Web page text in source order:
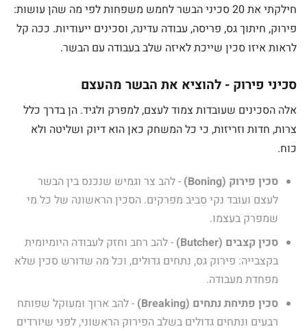
חילקתי את 20 סכיני הבשר לחמש משפחות לפי מה שהן עושות:
פירוק, חיתוך גס, פריסה, עבודה עדינה, וסכינים ייעודיות. ככה קל
לראות איזו סכין שייכת לאיזה שלב בעבודה עם הבשר.
סכיני פירוק - להוציא את הבשר מהעצם
אלה הסכינים שעובדות צמוד לעצם, למפרק ולגיד. הן בדרך כלל
צרות, חדות וזריזות, כי כל המשחק כאן הוא דיוק ושליטה ולא
כוח.
סכין פירוק (Boning)
- להב צר וגמיש שנכנס בין הבשר
לעצם ועובד נקי סביב מפרקים. הסכין הראשונה של כל מי
שמפרק בעצמו.
סכין קצבים (Butcher)
- להב רחב וחזק לעבודה היומיומית
בקצבייה: פירוק גס, נתחים גדולים, וכל מה שדורש סכין שלא
מפחדת מעבודה.
סכין פתיחת נתחים (Breaking)
- להב ארוך ומעוקל שפותח
רבעים ונתחים גדולים בשלב הפירוק הראשוני, לפני שיורדים